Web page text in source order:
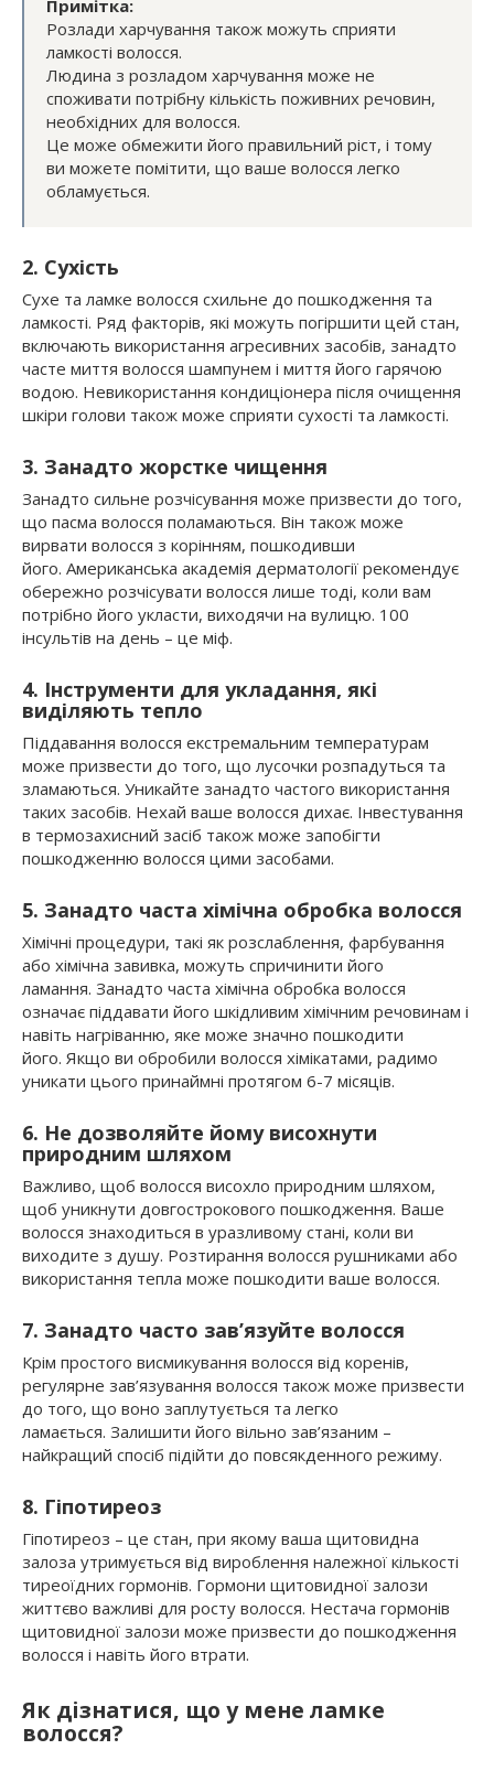
Примітка:
Розлади харчування також можуть сприяти
ламкості волосся.
Людина з розладом харчування може не
споживати потрібну кількість поживних речовин,
необхідних для волосся.
Це може обмежити його правильний ріст, і тому
ви можете помітити, що ваше волосся легко
обламується.
2. Сухість
Сухе та ламке волосся схильне до пошкодження та
ламкості. Ряд факторів, які можуть погіршити цей стан,
включають використання агресивних засобів, занадто
часте миття волосся шампунем і миття його гарячою
водою. Невикористання кондиціонера після очищення
шкіри голови також може сприяти сухості та ламкості.
3. Занадто жорстке чищення
Занадто сильне розчісування може призвести до того,
що пасма волосся поламаються. Він також може
вирвати волосся з корінням, пошкодивши
його. Американська академія дерматології рекомендує
обережно розчісувати волосся лише тоді, коли вам
потрібно його укласти, виходячи на вулицю. 100
інсультів на день – це міф.
4. Інструменти для укладання, які
виділяють тепло
Піддавання волосся екстремальним температурам
може призвести до того, що лусочки розпадуться та
зламаються. Уникайте занадто частого використання
таких засобів. Нехай ваше волосся дихає. Інвестування
в термозахисний засіб також може запобігти
пошкодженню волосся цими засобами.
5. Занадто часта хімічна обробка волосся
Хімічні процедури, такі як розслаблення, фарбування
або хімічна завивка, можуть спричинити його
ламання. Занадто часта хімічна обробка волосся
означає піддавати його шкідливим хімічним речовинам і
навіть нагріванню, яке може значно пошкодити
його. Якщо ви обробили волосся хімікатами, радимо
уникати цього принаймні протягом 6-7 місяців.
6. Не дозволяйте йому висохнути
природним шляхом
Важливо, щоб волосся висохло природним шляхом,
щоб уникнути довгострокового пошкодження. Ваше
волосся знаходиться в уразливому стані, коли ви
виходите з душу. Розтирання волосся рушниками або
використання тепла може пошкодити ваше волосся.
7. Занадто часто зав’язуйте волосся
Крім простого висмикування волосся від коренів,
регулярне зав’язування волосся також може призвести
до того, що воно заплутується та легко
ламається. Залишити його вільно зав’язаним –
найкращий спосіб підійти до повсякденного режиму.
8. Гіпотиреоз
Гіпотиреоз – це стан, при якому ваша щитовидна
залоза утримується від вироблення належної кількості
тиреоїдних гормонів. Гормони щитовидної залози
життєво важливі для росту волосся. Нестача гормонів
щитовидної залози може призвести до пошкодження
волосся і навіть його втрати.
Як дізнатися, що у мене ламке
волосся?